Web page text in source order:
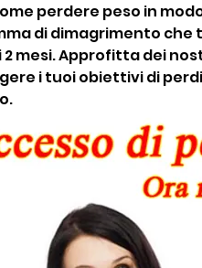
perdere peso in
di dimagrimento che
2 mesi. Approfitta dei
i tuoi obiettivi di